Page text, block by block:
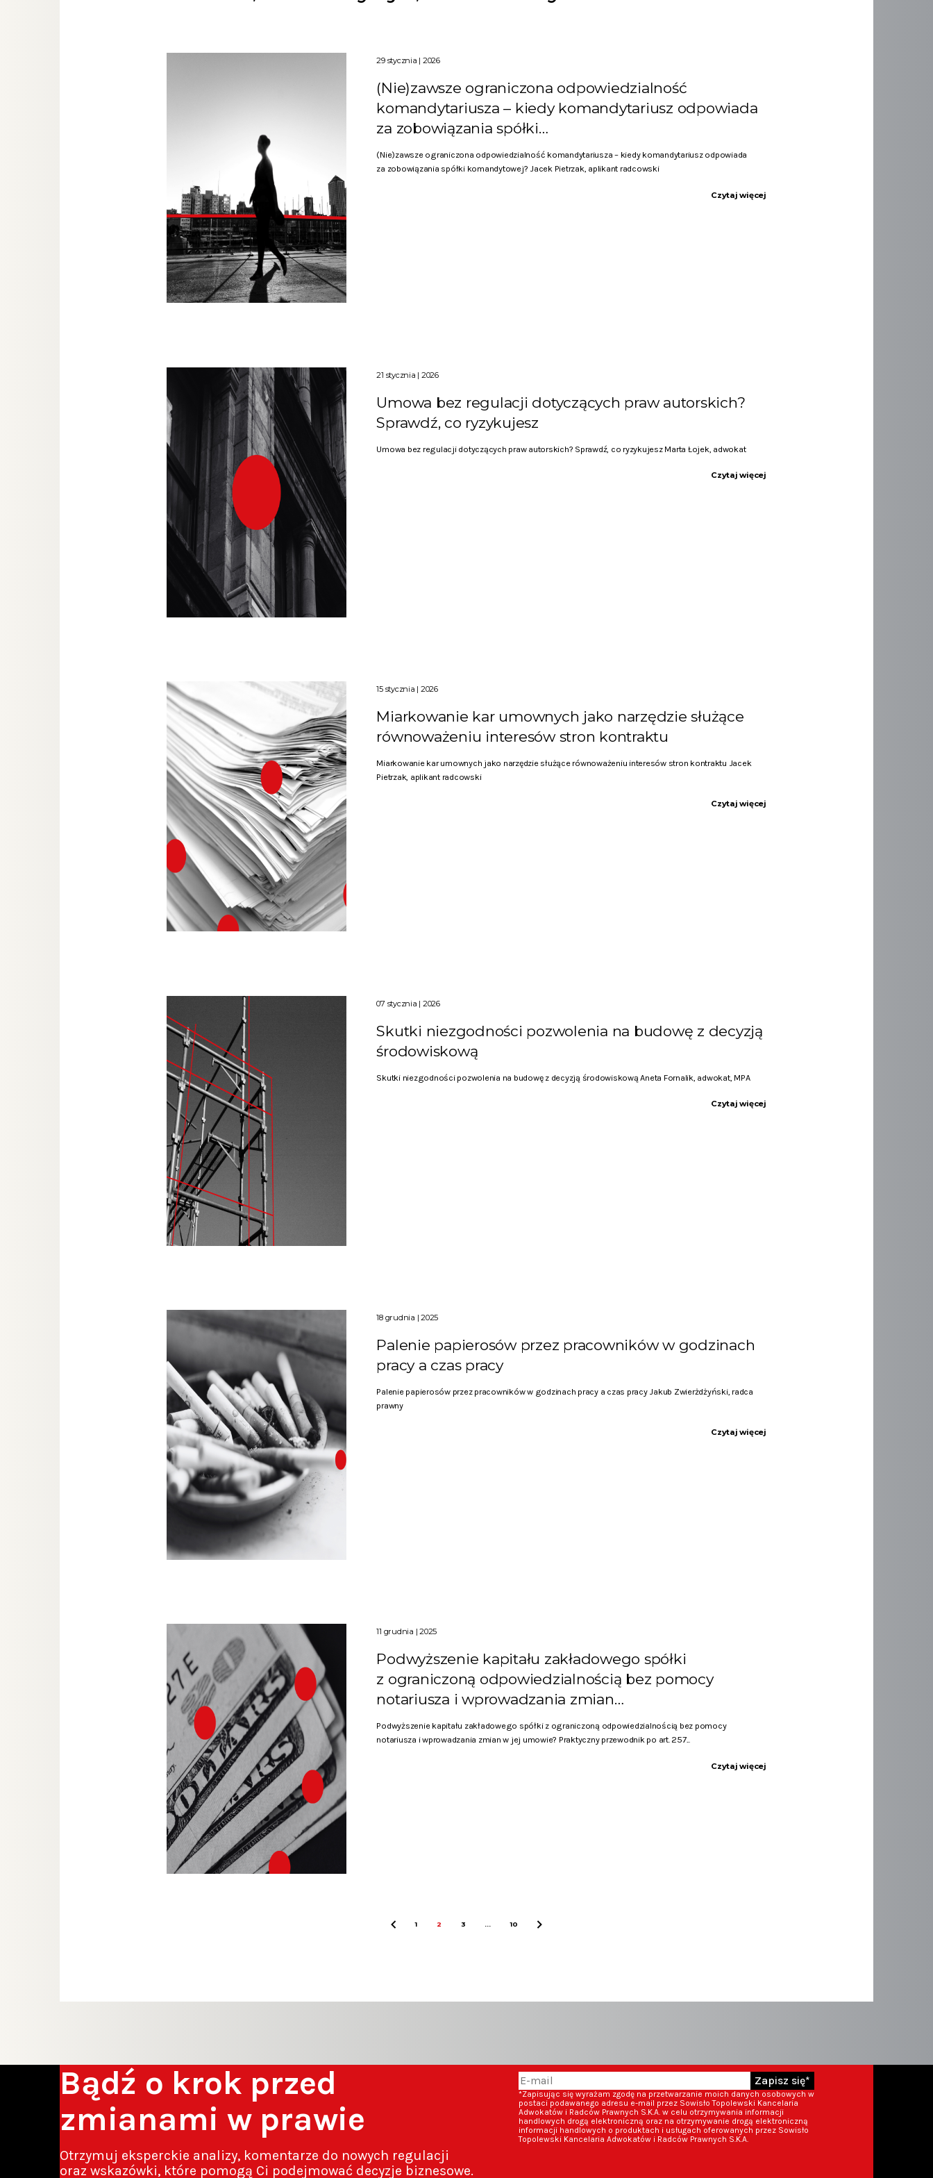
29 stycznia | 2026
(Nie)zawsze ograniczona odpowiedzialność
komandytariusza – kiedy komandytariusz odpowiada
za zobowiązania spółki…
(Nie)zawsze ograniczona odpowiedzialność komandytariusza – kiedy komandytariusz odpowiada
za zobowiązania spółki komandytowej? Jacek Pietrzak, aplikant radcowski
Czytaj więcej
21 stycznia | 2026
Umowa bez regulacji dotyczących praw autorskich?
Sprawdź, co ryzykujesz
Umowa bez regulacji dotyczących praw autorskich? Sprawdź, co ryzykujesz Marta Łojek, adwokat
Czytaj więcej
15 stycznia | 2026
Miarkowanie kar umownych jako narzędzie służące
równoważeniu interesów stron kontraktu
Miarkowanie kar umownych jako narzędzie służące równoważeniu interesów stron kontraktu Jacek
Pietrzak, aplikant radcowski
Czytaj więcej
07 stycznia | 2026
Skutki niezgodności pozwolenia na budowę z decyzją
środowiskową
Skutki niezgodności pozwolenia na budowę z decyzją środowiskową Aneta Fornalik, adwokat, MPA
Czytaj więcej
18 grudnia | 2025
Palenie papierosów przez pracowników w godzinach
pracy a czas pracy
Palenie papierosów przez pracowników w godzinach pracy a czas pracy Jakub Zwierżdżyński, radca
prawny
Czytaj więcej
11 grudnia | 2025
Podwyższenie kapitału zakładowego spółki
z ograniczoną odpowiedzialnością bez pomocy
notariusza i wprowadzania zmian…
Podwyższenie kapitału zakładowego spółki z ograniczoną odpowiedzialnością bez pomocy
notariusza i wprowadzania zmian w jej umowie? Praktyczny przewodnik po art. 257...
Czytaj więcej
Stronicowanie1 2 3 10
Bądź o krok przed
zmianami w prawie
Otrzymuj eksperckie analizy, komentarze do nowych regulacji
oraz wskazówki, które pomogą Ci podejmować decyzje biznesowe.
*Zapisując się wyrażam zgodę na przetwarzanie moich danych osobowych w
postaci podawanego adresu e-mail przez Sowisło Topolewski Kancelaria
Adwokatów i Radców Prawnych S.K.A. w celu otrzymywania informacji
handlowych drogą elektroniczną oraz na otrzymywanie drogą elektroniczną
informacji handlowych o produktach i usługach oferowanych przez Sowisło
Topolewski Kancelaria Adwokatów i Radców Prawnych S.K.A.
Zapisz się*